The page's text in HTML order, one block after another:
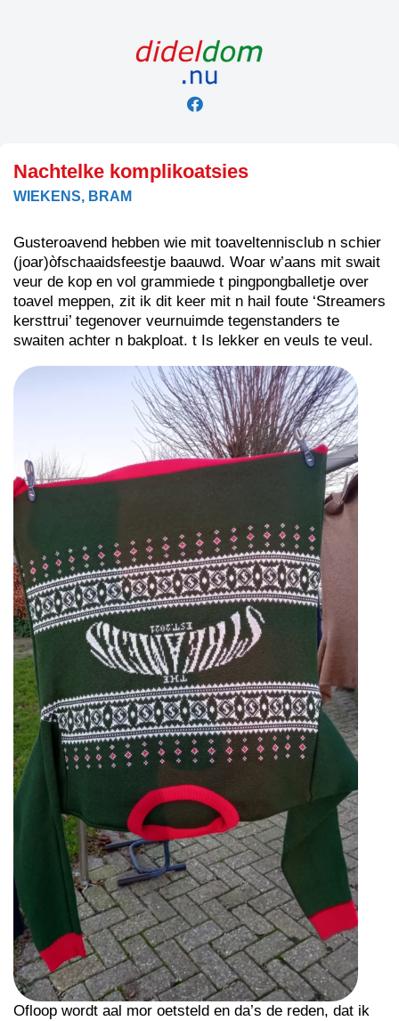
Nachtelke komplikoatsies
WIEKENS, BRAM
Gusteroavend hebben wie mit toaveltennisclub n schier
(joar)òfschaaidsfeestje baauwd. Woar w’aans mit swait
veur de kop en vol grammiede t pingpongballetje over
toavel meppen, zit ik dit keer mit n hail foute ‘Streamers
kersttrui’ tegenover veurnuimde tegenstanders te
swaiten achter n bakploat. t Is lekker en veuls te veul.
Ofloop wordt aal mor oetsteld en da’s de reden, dat ik